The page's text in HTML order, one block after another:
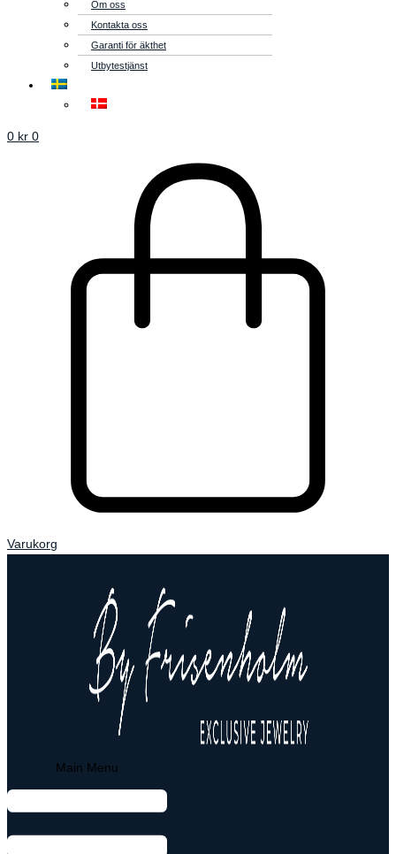
Om oss
Kontakta oss
Garanti för äkthet
Utbytestjänst
0 kr 0
Varukorg
Main Menu